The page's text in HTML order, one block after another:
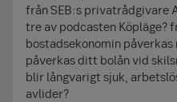
från SEB:s privatrådgivare
tre av podcasten Köpläge?
bostadsekonomin
påverkas ditt bolån vid
blir långvarigt sjuk,
avlider?